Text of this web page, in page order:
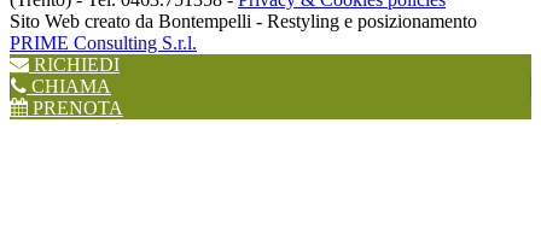
Sito Web creato da Bontempelli - Restyling e posizionamento
PRIME Consulting S.r.l.
RICHIEDI
CHIAMA
PRENOTA